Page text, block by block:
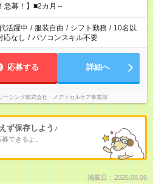
ければOKです。
急募！】■2カ月～
活躍中 / 服装自由 / シフト勤務 / 10名以
応なし / パソコンスキル不要
応募する 詳細へ
ーシング株式会社 メディカルケア事業部
ず保存しよう♪
できるよ。
掲載日：2026.08.06